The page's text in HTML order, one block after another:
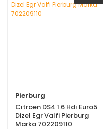
Pierburg
Cıtroen DS4 1.6 Hdı Euro5
Dizel Egr Valfi Pierburg
Marka 702209110